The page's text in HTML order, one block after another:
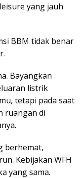
yang jauh
BBM tidak benar
Bayangkan
listrik
tetapi pada saat
ruangan di
berhemat,
Kebijakan WFH
yang sama.